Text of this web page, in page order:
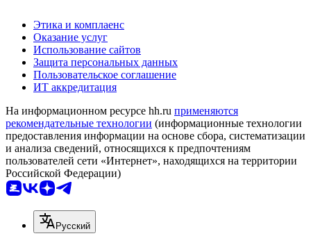
Этика и комплаенс
Оказание услуг
Использование сайтов
Защита персональных данных
Пользовательское соглашение
ИТ аккредитация
На информационном ресурсе hh.ru применяются
рекомендательные технологии (информационные технологии
предоставления информации на основе сбора, систематизации
и анализа сведений, относящихся к предпочтениям
пользователей сети «Интернет», находящихся на территории
Российской Федерации)
Русский